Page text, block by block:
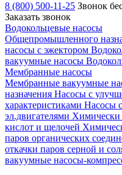
8 (800) 500-11-25 Звонок
Заказать звонок
Водокольцевые насосы
Общепромышленного
насосы с эжектором
вакуумные насосы
Мембранные насосы
Мембранные вакуумные
назначения Насосы с
характеристиками Насосы
эл.двигателями Химически
кислот и щелочей
паров органических
откачки паров серной и
вакуумные насосы-